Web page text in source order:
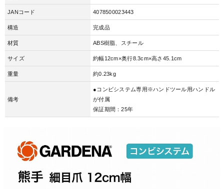
JANコード 4078500023443
構造 完成品
材質 ABS樹脂、スチール
サイズ 約幅12cm×奥行8.3cm×高さ45.1cm
重量 約0.23kg
備考
●コンビシステム専用※ハンドツール用ハンドル
が付属
保証期間：25年